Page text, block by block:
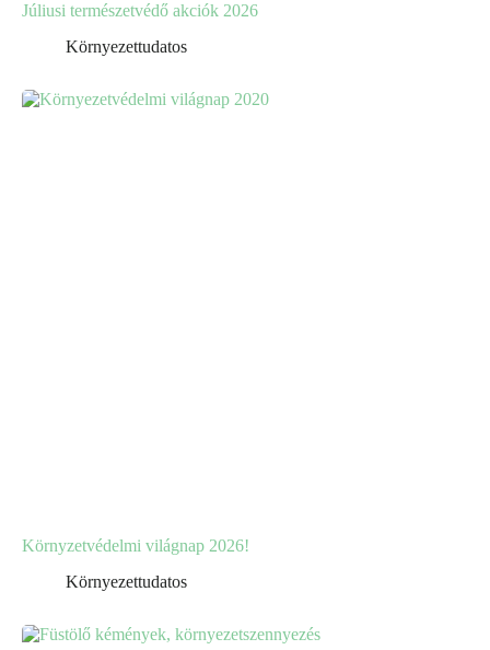
Júliusi természetvédő akciók 2026
Környezettudatos
Környzetvédelmi világnap 2026!
Környezettudatos